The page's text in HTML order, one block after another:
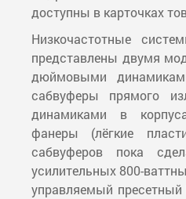
доступны в карточках
Низкочастотные
представлены двумя
дюймовыми
сабвуферы прямого
динамиками в
фанеры (лёгкие
сабвуферов пока
усилительных 800-
управляемый пресетный